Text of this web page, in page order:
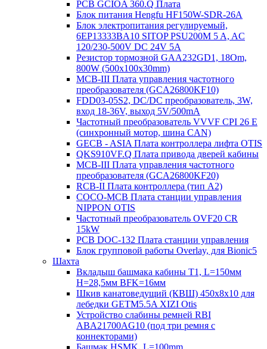
PCB GCIOA 360.Q Плата
Блок питания Hengfu HF150W-SDR-26A
Блок электропитания регулируемый,
6EP13333BA10 SITOP PSU200M 5 A, AC
120/230-500V DC 24V 5A
Резистор тормозной GAA232GD1, 18Om,
800W (500x100x30mm)
MCB-III Плата управления частотного
преобразователя (GCA26800KF10)
FDD03-05S2, DC/DC преобразователь, 3W,
вход 18-36V, выход 5V/500mA
Частотный преобразователь VVVF CPI 26 E
(синхронный мотор, шина CAN)
GECB - ASIA Плата контроллера лифта OTIS
QKS910VF.Q Плата привода дверей кабины
MCB-III Плата управления частотного
преобразователя (GCA26800KF20)
RCB-II Плата контроллера (тип A2)
COCO-MCB Плата станции управления
NIPPON OTIS
Частотный преобразователь OVF20 CR
15kW
PCB DOC-132 Плата станции управления
Блок групповой работы Overlay, для Bionic5
Шахта
Вкладыш башмака кабины T1, L=150мм
H=28,5мм BFK=16мм
Шкив канатоведущий (КВШ) 450х8х10 для
лебедки GETM5.5A XIZI Otis
Устройство слабины ремней RBI
ABA21700AG10 (под три ремня с
коннекторами)
Башмак HSMK, L=100mm